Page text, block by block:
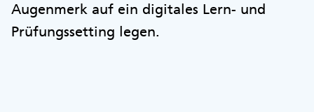
Augenmerk auf ein digitales Lern- und
Prüfungssetting legen.